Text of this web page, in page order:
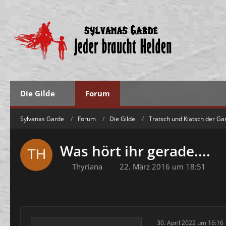
Die Gilde Forum
Sylvanas Garde Forum Die Gilde Tratsch und Klatsch der
Was hört ihr gerade....
Thyriana 22. März 2016 um 18:51
30. April 2022 um 16:16